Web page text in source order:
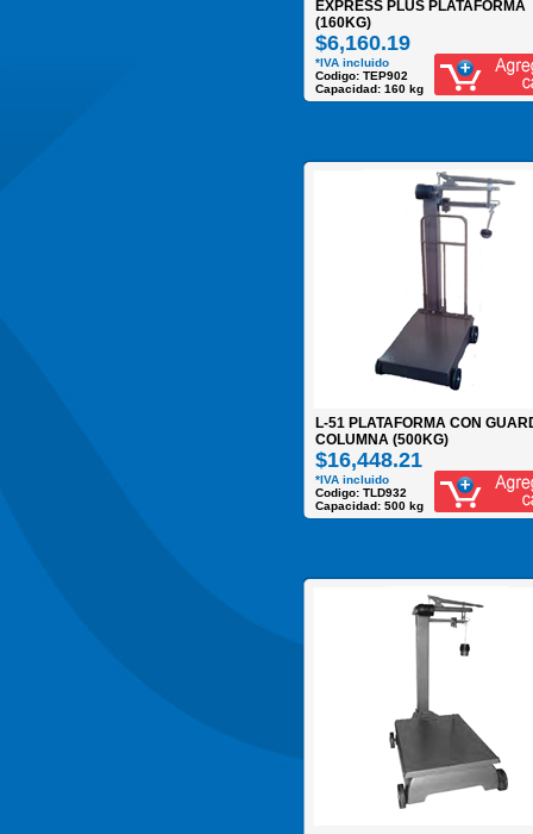
EXPRESS PLUS PLATAFORMA
(160KG)
$6,160.19
*IVA incluido
Codigo: TEP902
Capacidad: 160 kg
L-51 PLATAFORMA CON
COLUMNA (500KG)
$16,448.21
*IVA incluido
Codigo: TLD932
Capacidad: 500 kg